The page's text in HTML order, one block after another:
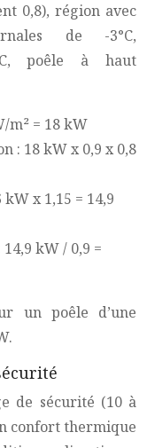
0,8), région avec
de -3°C,
poêle à haut
m² = 18 kW
: 18 kW x 0,9 x 0,8
x 1,15 = 14,9
kW / 0,9 =
un poêle d’une
de sécurité (10 à
confort thermique